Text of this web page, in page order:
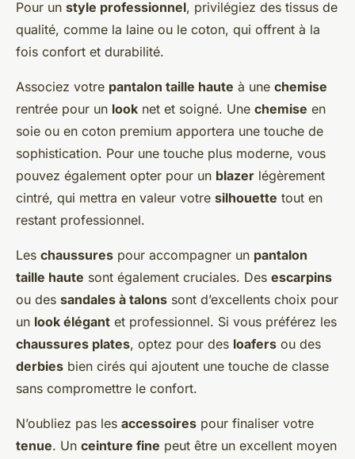
Pour un style professionnel, privilégiez des tissus de
qualité, comme la laine ou le coton, qui offrent à la
fois confort et durabilité.
Associez votre pantalon taille haute à une chemise
rentrée pour un look net et soigné. Une chemise en
soie ou en coton premium apportera une touche de
sophistication. Pour une touche plus moderne, vous
pouvez également opter pour un blazer légèrement
cintré, qui mettra en valeur votre silhouette tout en
restant professionnel.
Les chaussures pour accompagner un pantalon
taille haute sont également cruciales. Des escarpins
ou des sandales à talons sont d’excellents choix pour
un look élégant et professionnel. Si vous préférez les
chaussures plates, optez pour des loafers ou des
derbies bien cirés qui ajoutent une touche de classe
sans compromettre le confort.
N’oubliez pas les accessoires pour finaliser votre
tenue. Un ceinture fine peut être un excellent moyen